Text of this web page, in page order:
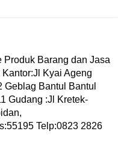
Produk Barang dan Jasa
Kyai Ageng
Geblag Bantul Bantul
Gudang :Jl Kretek-
Telp:0823 2826